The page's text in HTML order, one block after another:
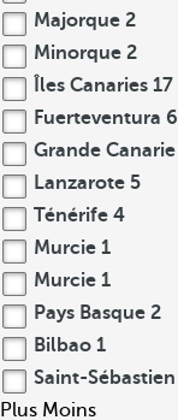
Majorque 2
Minorque 2
Îles Canaries 17
Fuerteventura 6
Grande Canarie
Lanzarote 5
Ténérife 4
Murcie 1
Murcie 1
Pays Basque 2
Bilbao 1
Saint-Sébastien
Plus Moins